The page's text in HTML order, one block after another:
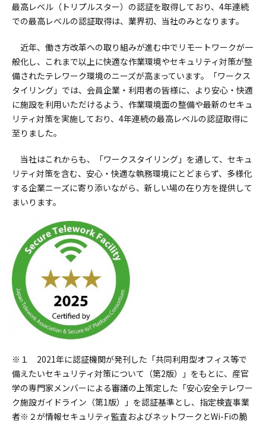
最高レベル（トリプルスター）の認証を取得しており、4年連続
での最高レベルの認証取得は、業界初、当社のみとなります。
近年、働き方改革への取り組みが進む中でリモートワークが一
般化し、これまで以上に快適な作業環境やセキュリティ対策が整
備されたテレワーク環境のニーズが高まっています。「ワークス
タイリング」では、会員企業・利用者の皆様に、より安心・快適
に施設を利用いただけるよう、作業環境面の整備や最新のセキュ
リティ対策を実施しており、4年連続の最高レベルの認証取得に
至りました。
当社はこれからも、「ワークスタイリング」を通して、セキュ
リティ対策を含む、安心・快適な執務環境にとどまらず、多様化
する企業ニーズに寄り添いながら、新しい場の在り方を提供して
まいります。
※１ 2021年に認証機関が発刊した「共同利用型オフィス等で
備えたいセキュリティ対策について（第2版）」をもとに、産官
学の専門家メンバーによる審議の上策定した「安心安全テレワー
ク施設ガイドライン（第1版）」を認証基準とし、指定検査事業
者※２が情報セキュリティ監査およびネットワークとWi-Fiの脆